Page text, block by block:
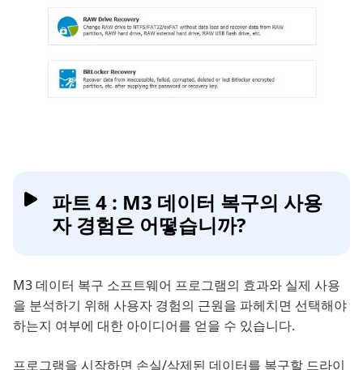
파트 4 : M3 데이터 복구의 사용
자 경험은 어떻습니까?
M3 데이터 복구 소프트웨어 프로그램의 효과와 실제 사용
을 분석하기 위해 사용자 경험의 근원을 파헤치면 선택해야
하는지 여부에 대한 아이디어를 얻을 수 있습니다.
프로그램을 시작하면 손실/삭제된 데이터를 복구할 드라이